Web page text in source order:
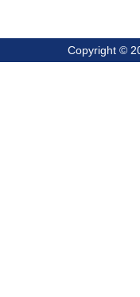
Copyright ©